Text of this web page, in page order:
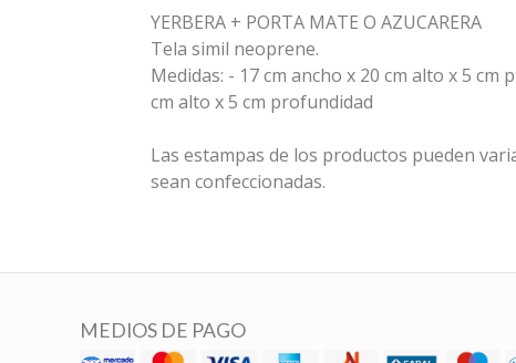
YERBERA + PORTA MATE O AZUCARERA
Tela simil neoprene.
Medidas: - 17 cm ancho x 20 cm alto x 5 cm
cm alto x 5 cm profundidad
Las estampas de los productos pueden
sean confeccionadas.
MEDIOS DE PAGO